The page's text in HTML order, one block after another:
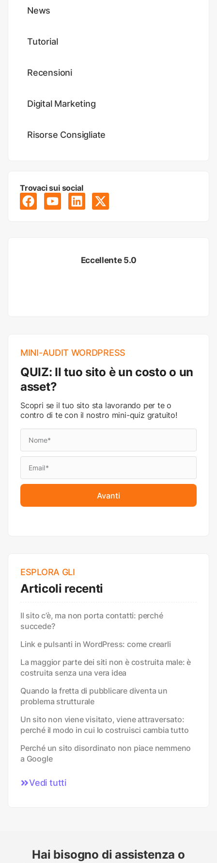
News
Tutorial
Recensioni
Digital Marketing
Risorse Consigliate
Trovaci sui social
Eccellente 5.0
MINI-AUDIT WORDPRESS
QUIZ: Il tuo sito è un costo o un
asset?
Scopri se il tuo sito sta lavorando per te o
contro di te con il nostro mini-quiz gratuito!
Avanti
ESPLORA GLI
Articoli recenti
Il sito c’è, ma non porta contatti: perché
succede?
Link e pulsanti in WordPress: come crearli
La maggior parte dei siti non è costruita male: è
costruita senza una vera idea
Quando la fretta di pubblicare diventa un
problema strutturale
Un sito non viene visitato, viene attraversato:
perché il modo in cui lo costruisci cambia tutto
Perché un sito disordinato non piace nemmeno
a Google
Vedi tutti
Hai bisogno di assistenza o